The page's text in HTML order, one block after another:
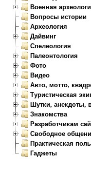
Военная
Вопросы истории
Археология
Дайвинг
Спелеология
Палеонтология
Фото
Видео
Авто, мотто,
Туристическая
Шутки, анекдоты,
Знакомства
Разработчикам
Свободное
Практическая
Гаджеты